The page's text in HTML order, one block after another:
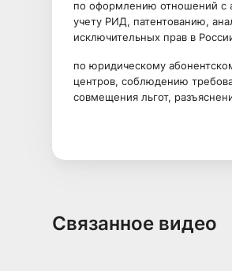
по оформлению отношений с
учету РИД, патентованию,
исключительных прав в
по юридическому
центров, соблюдению
совмещения льгот,
Связанное видео